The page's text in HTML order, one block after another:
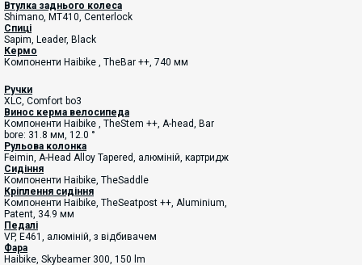
Втулка заднього колеса
Shimano, MT410, Centerlock
Спиці
Sapim, Leader, Black
Кермо
Компоненти Haibike , TheBar ++, 740 мм
Ручки
XLC, Comfort bo3
Винос керма велосипеда
Компоненти Haibike , TheStem ++, A-head, Bar
bore: 31.8 мм, 12.0 °
Рульова колонка
Feimin, A-Head Alloy Tapered, алюміній, картридж
Сидіння
Компоненти Haibike, TheSaddle
Кріплення сидіння
Компоненти Haibike, ТheSeatpost ++, Aluminium,
Patent, 34.9 мм
Педалі
VP, E461, алюміній, з відбивачем
Фара
Haibike, Skybeamer 300, 150 lm